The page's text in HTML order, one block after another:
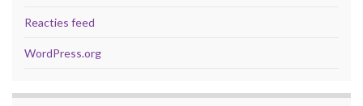
Reacties feed
WordPress.org